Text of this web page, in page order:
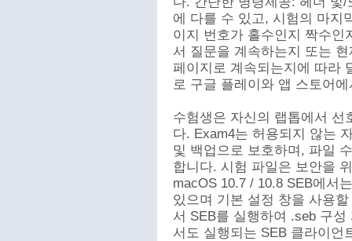
에 다를 수 있고, 시험의 마지
이지 번호가 홀수인지 짝수
서 질문을 계속하는지 또는
페이지로 계속되는지에 따라
로 구글 플레이와 앱 스토어
수험생은 자신의 랩톱에서 선
다. Exam4는 허용되지 않는
및 백업으로 보호하며, 파일
합니다. 시험 파일은 보안을
macOS 10.7 / 10.8 SEB에서
있으며 기본 설정 창을 사용
서 SEB를 실행하여 .seb 구
서도 실행되는 SEB 클라이언